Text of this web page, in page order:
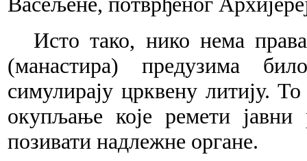
Исто тако, нико нема
(манастира) предузима
симулирају црквену литију.
окупљање које ремети
позивати надлежне органе.